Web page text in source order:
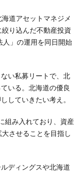
道アセットマネジメ
り込んだ不動産投資
人」の運用を同日開始
い私募リートで、北
いる。北海道の優良
していきたい考え。
組み入れており、資産
させることを目指し
ディングスや北海道